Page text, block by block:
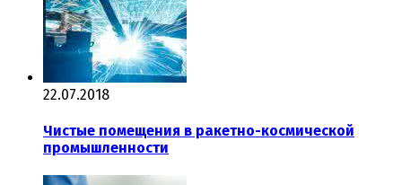
22.07.2018
Чистые помещения в ракетно-космической
промышленности